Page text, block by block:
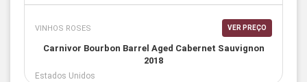
VINHOS ROSES VER PREÇO
Carnivor Bourbon Barrel Aged Cabernet Sauvignon
2018
Estados Unidos